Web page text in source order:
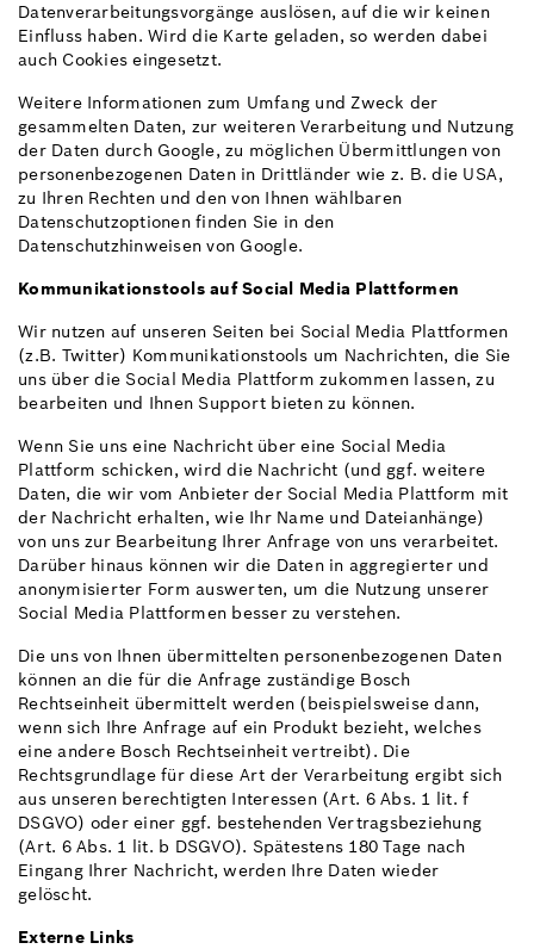
Datenverarbeitungsvorgänge auslösen, auf die wir keinen
Einfluss haben. Wird die Karte geladen, so werden dabei
auch Cookies eingesetzt.
Weitere Informationen zum Umfang und Zweck der
gesammelten Daten, zur weiteren Verarbeitung und Nutzung
der Daten durch Google, zu möglichen Übermittlungen von
personenbezogenen Daten in Drittländer wie z. B. die USA,
zu Ihren Rechten und den von Ihnen wählbaren
Datenschutzoptionen finden Sie in den
Datenschutzhinweisen von Google.
Kommunikationstools auf Social Media Plattformen
Wir nutzen auf unseren Seiten bei Social Media Plattformen
(z.B. Twitter) Kommunikationstools um Nachrichten, die Sie
uns über die Social Media Plattform zukommen lassen, zu
bearbeiten und Ihnen Support bieten zu können.
Wenn Sie uns eine Nachricht über eine Social Media
Plattform schicken, wird die Nachricht (und ggf. weitere
Daten, die wir vom Anbieter der Social Media Plattform mit
der Nachricht erhalten, wie Ihr Name und Dateianhänge)
von uns zur Bearbeitung Ihrer Anfrage von uns verarbeitet.
Darüber hinaus können wir die Daten in aggregierter und
anonymisierter Form auswerten, um die Nutzung unserer
Social Media Plattformen besser zu verstehen.
Die uns von Ihnen übermittelten personenbezogenen Daten
können an die für die Anfrage zuständige Bosch
Rechtseinheit übermittelt werden (beispielsweise dann,
wenn sich Ihre Anfrage auf ein Produkt bezieht, welches
eine andere Bosch Rechtseinheit vertreibt). Die
Rechtsgrundlage für diese Art der Verarbeitung ergibt sich
aus unseren berechtigten Interessen (Art. 6 Abs. 1 lit. f
DSGVO) oder einer ggf. bestehenden Vertragsbeziehung
(Art. 6 Abs. 1 lit. b DSGVO). Spätestens 180 Tage nach
Eingang Ihrer Nachricht, werden Ihre Daten wieder
gelöscht.
Externe Links